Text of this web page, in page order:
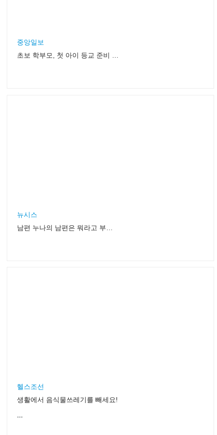
중앙일보
뉴시스
헬스조선
생활에서 음식물쓰레기를 빼세요!
...